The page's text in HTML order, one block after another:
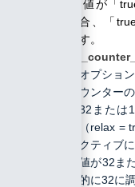
値が「
合、「
す。
オプショ
ウンター
32または
（relax =
クティブ
値が32ま
的に32に